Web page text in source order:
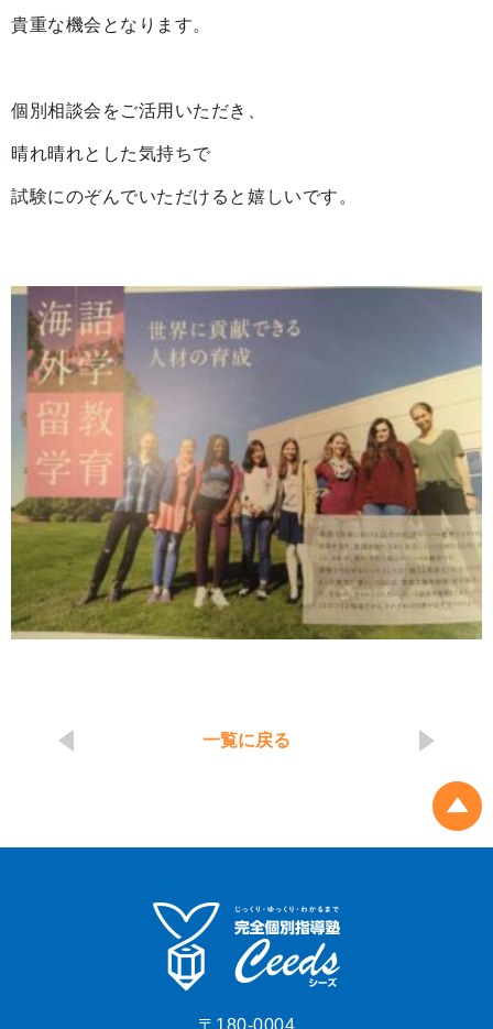
貴重な機会となります。
個別相談会をご活用いただき、
晴れ晴れとした気持ちで
試験にのぞんでいただけると嬉しいです。
一覧に戻る
〒180-0004